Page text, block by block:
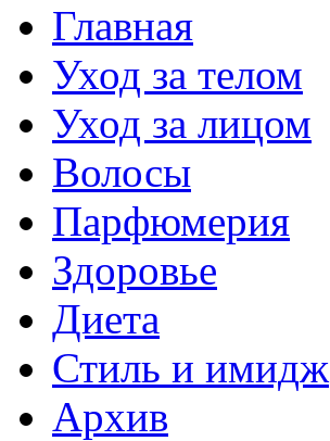
Главная
Уход за телом
Уход за лицом
Волосы
Парфюмерия
Здоровье
Диета
Стиль и имидж
Архив